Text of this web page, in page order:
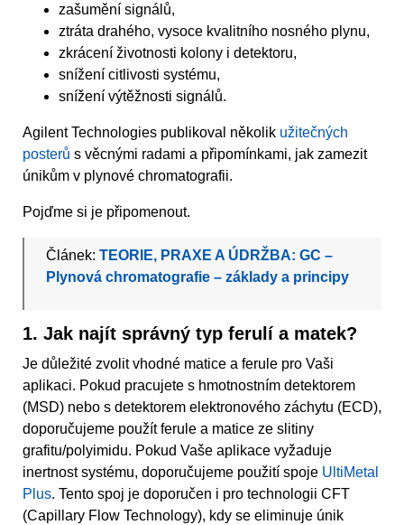
zašumění signálů,
ztráta drahého, vysoce kvalitního nosného plynu,
zkrácení životnosti kolony i detektoru,
snížení citlivosti systému,
snížení výtěžnosti signálů.
Agilent Technologies publikoval několik užitečných
posterů s věcnými radami a připomínkami, jak zamezit
únikům v plynové chromatografii.
Pojďme si je připomenout.
Článek:TEORIE, PRAXE A ÚDRŽBA: GC –
Plynová chromatografie – základy a principy
1. Jak najít správný typ ferulí a matek?
Je důležité zvolit vhodné matice a ferule pro Vaši
aplikaci. Pokud pracujete s hmotnostním detektorem
(MSD) nebo s detektorem elektronového záchytu (ECD),
doporučujeme použít ferule a matice ze slitiny
grafitu/polyimidu. Pokud Vaše aplikace vyžaduje
inertnost systému, doporučujeme použití spoje UltiMetal
Plus. Tento spoj je doporučen i pro technologii CFT
(Capillary Flow Technology), kdy se eliminuje únik